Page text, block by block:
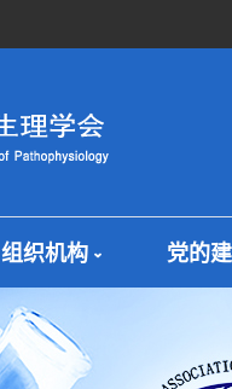
组织机构 党的